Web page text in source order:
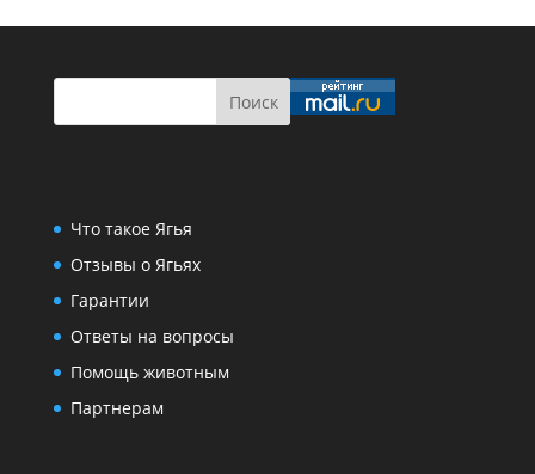
Что такое Ягья
Отзывы о Ягьях
Гарантии
Ответы на вопросы
Помощь животным
Партнерам